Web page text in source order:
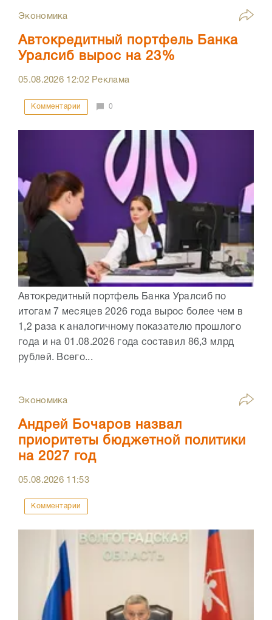
Экономика
Автокредитный портфель Банка
Уралсиб вырос на 23%
05.08.2026 12:02Реклама
Комментарии 0
Автокредитный портфель Банка Уралсиб по
итогам 7 месяцев 2026 года вырос более чем в
1,2 раза к аналогичному показателю прошлого
года и на 01.08.2026 года составил 86,3 млрд
рублей. Всего...
Экономика
Андрей Бочаров назвал
приоритеты бюджетной политики
на 2027 год
05.08.2026 11:53
Комментарии